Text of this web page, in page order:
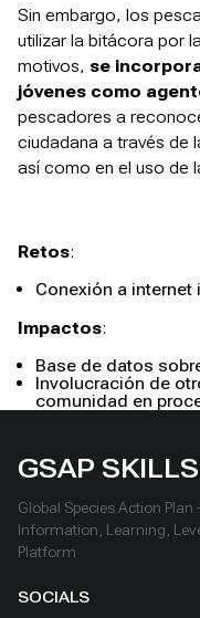
Sin embargo, los
utilizar la bitácora por
motivos, se
jóvenes como
pescadores a
ciudadana a través de
así como en el uso de
Retos:
Conexión a internet
Impactos:
Base de datos
Involucración de
comunidad en
GSAP SKILLS
Global Species Action
Information, Learning,
Platform
SOCIALS